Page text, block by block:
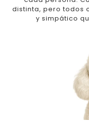
distinta, pero todos
y simpático